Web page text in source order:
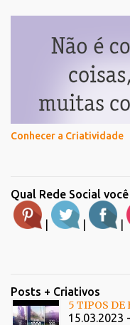
Conhecer a Criatividade
Qual Rede Social
| | |
Posts + Criativos
5 TIPOS DE
15.03.2023